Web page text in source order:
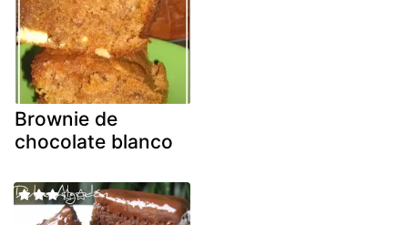
Brownie de
chocolate blanco